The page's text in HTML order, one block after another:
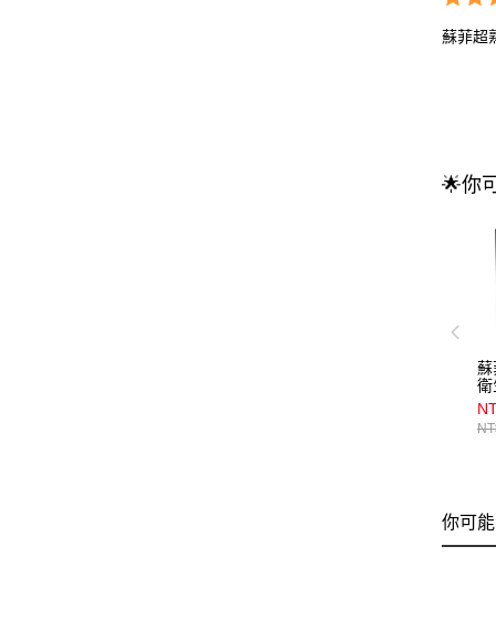
蘇菲超
🌟你
蘇
衛
你可